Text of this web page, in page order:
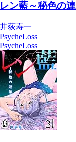
レン藍～秘色の
井荻寿一
PsycheLoss
PsycheLoss